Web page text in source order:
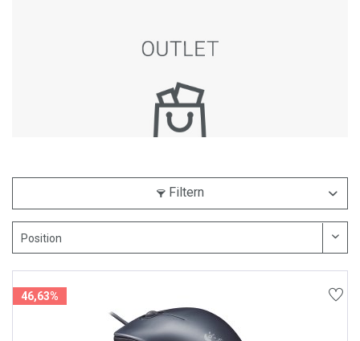
Filtern
46,63%